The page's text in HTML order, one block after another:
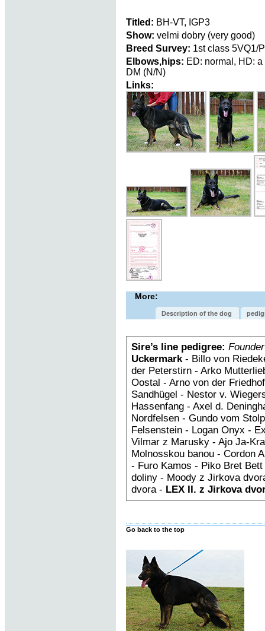
Titled: BH-VT, IGP3
Show: velmi dobry (very good)
Breed Survey: 1st class 5VQ1/P
Elbows,hips: ED: normal, HD:
DM (N/N)
Links:
More:
Description of the dog
Sire’s line pedigree: Founder
Uckermark- Billo von
der Peterstirn - Arko
Oostal - Arno von der
Sandhügel - Nestor v.
Hassenfang - Axel d.
Nordfelsen - Gundo vom
Felsenstein - Logan Onyx -
Vilmar z Marusky - Ajo Ja-
Molnosskou banou - Cordon
- Furo Kamos - Piko Bret
doliny - Moody z Jirkova
dvora - LEX II. z Jirkova
Go back to the top